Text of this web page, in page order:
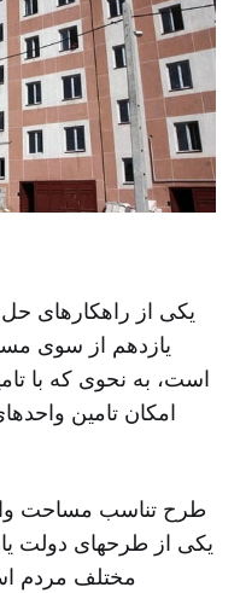
یکی از راهکارهای
یازدهم از سوی
است، به نحوی که با
طرح تناسب مساحت
یکی از طرحهای دولت
مختلف مردم